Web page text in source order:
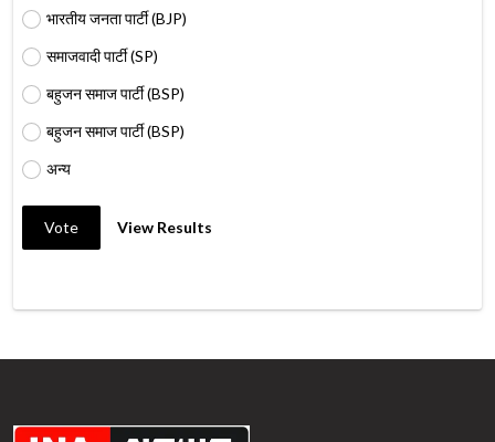
भारतीय जनता पार्टी (BJP)
समाजवादी पार्टी (SP)
बहुजन समाज पार्टी (BSP)
बहुजन समाज पार्टी (BSP)
अन्य
Vote View Results